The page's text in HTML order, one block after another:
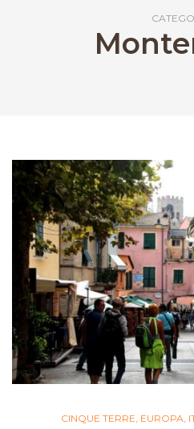
CINQUE TERRE EUROPA